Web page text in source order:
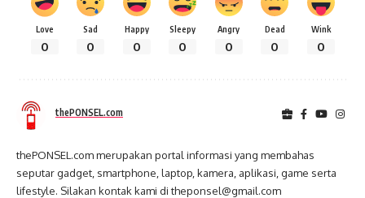
Love
0
Sad
0
Happy
0
Sleepy
0
Angry
0
Dead
0
Wink
0
thePONSEL.com
thePONSEL.com merupakan portal informasi yang membahas
seputar gadget, smartphone, laptop, kamera, aplikasi, game serta
lifestyle. Silakan kontak kami di theponsel@gmail.com